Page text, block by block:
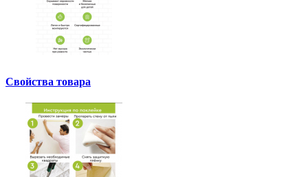
Свойства товара